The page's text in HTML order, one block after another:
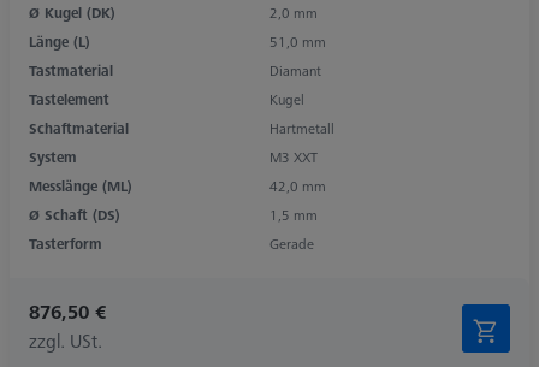
Ø Kugel (DK)
2,0 mm
Länge (L)
51,0 mm
Tastmaterial
Diamant
Tastelement
Kugel
Schaftmaterial
Hartmetall
System
M3 XXT
Messlänge (ML)
42,0 mm
Ø Schaft (DS)
1,5 mm
Tasterform
Gerade
876,50 €
zzgl. USt.